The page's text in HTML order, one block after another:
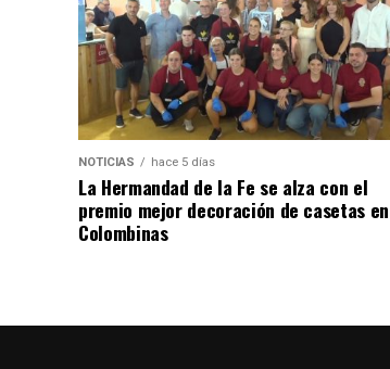
NOTICIAS hace 5 días
La Hermandad de la Fe se alza con el
premio mejor decoración de casetas en
Colombinas